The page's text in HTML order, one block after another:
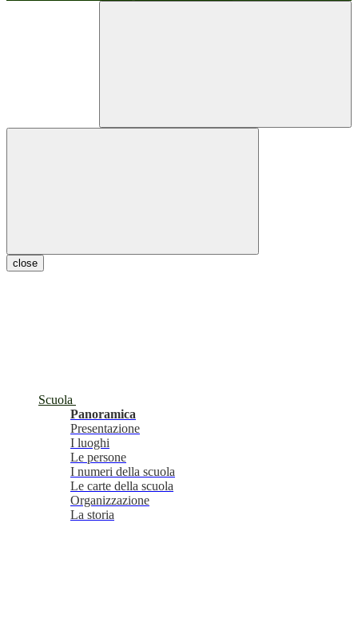
close
Scuola
Panoramica
Presentazione
I luoghi
Le persone
I numeri della scuola
Le carte della scuola
Organizzazione
La storia